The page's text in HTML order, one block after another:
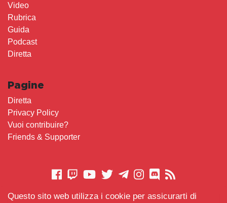
Questo sito web utilizza i cookie per assicurarti di
Video
Rubrica
Guida
Podcast
Diretta
Pagine
Diretta
Privacy Policy
Vuoi contribuire?
Friends & Supporter
CONTATTACI